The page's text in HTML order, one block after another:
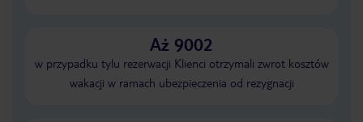
Aż 9002
w przypadku tylu rezerwacji Klienci otrzymali zwrot kosztów
wakacji w ramach ubezpieczenia od rezygnacji